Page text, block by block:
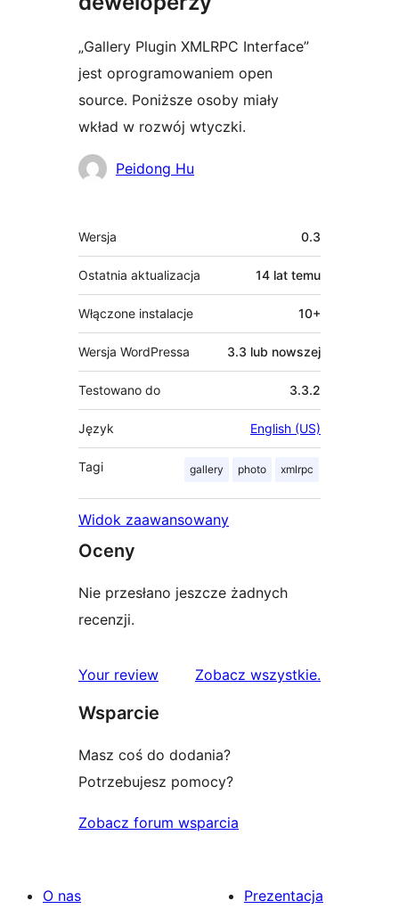
„Gallery Plugin XMLRPC Interface”
jest oprogramowaniem open
source. Poniższe osoby miały
wkład w rozwój wtyczki.
Zaangażowani
Peidong Hu
Meta
Wersja 0.3
Ostatnia aktualizacja 14 lat temu
Włączone instalacje 10+
Wersja WordPressa 3.3 lub nowszej
Testowano do 3.3.2
Język English (US)
Tagi gallery photo xmlrpc
Widok zaawansowany
Oceny
Nie przesłano jeszcze żadnych
recenzji.
Your review Zobacz wszystkierecenzje
.
Wsparcie
Masz coś do dodania?
Potrzebujesz pomocy?
Zobacz forum wsparcia
O nas
Prezentacja